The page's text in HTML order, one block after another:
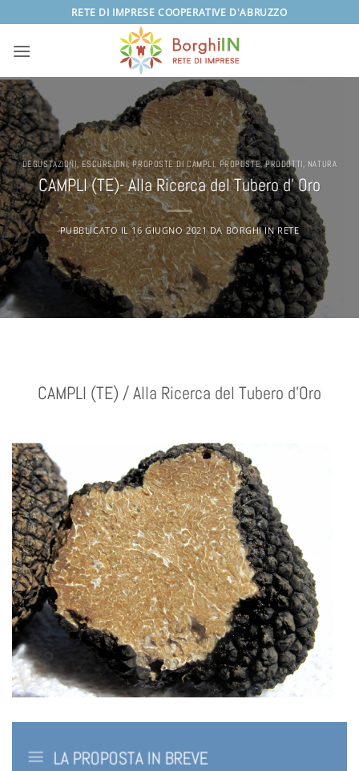
ai
contenuti
RETE DI IMPRESE COOPERATIVE D'ABRUZZO
DEGUSTAZIONI,ESCURSIONI,PROPOSTE DI CAMPLI,PROPOSTE,PRODOTTI, NATURA
CAMPLI (TE)- Alla Ricerca del Tubero d’ Oro
PUBBLICATO IL16 GIUGNO 2021 DABORGHI IN RETE
CAMPLI (TE) / Alla Ricerca del Tubero d'Oro
LA PROPOSTA IN BREVE